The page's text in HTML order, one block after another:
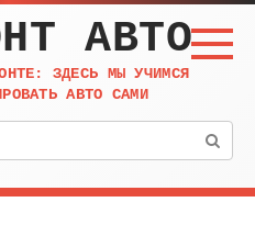
АВТО
ЗДЕСЬ МЫ УЧИМСЯ
АВТО САМИ